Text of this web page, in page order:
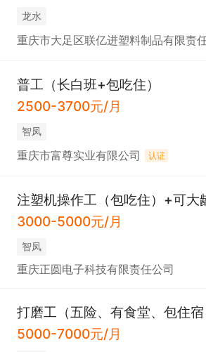
龙水
重庆市大足区联亿进塑料制品有限责
普工（长白班+包吃住）
2500-3700元/月
智凤
重庆市富尊实业有限公司 认证
注塑机操作工（包吃住）+可大
3000-5000元/月
智凤
重庆正圆电子科技有限责任公司
打磨工（五险、有食堂、包住宿
5000-7000元/月